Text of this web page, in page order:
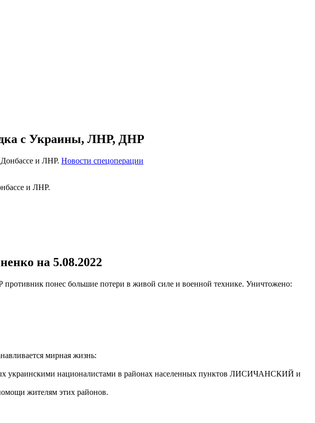
с Украины, ЛНР, ДНР
Новости спецоперации
и ЛНР.
на 5.08.2022
понес большие потери в живой силе и военной технике. Уничтожено:
мирная жизнь:
украинскими националистами в районах населенных пунктов ЛИСИЧАНСКИЙ и
жителям этих районов.